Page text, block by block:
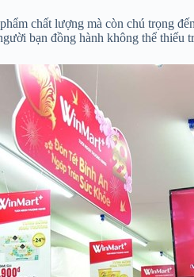
chất lượng mà còn chú trọng
bạn đồng hành không thể thiếu